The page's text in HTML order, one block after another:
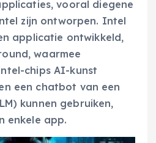
vooral diegene
zijn ontworpen. Intel
applicatie ontwikkeld,
waarmee
chips AI-kunst
een chatbot van een
kunnen gebruiken,
enkele app.